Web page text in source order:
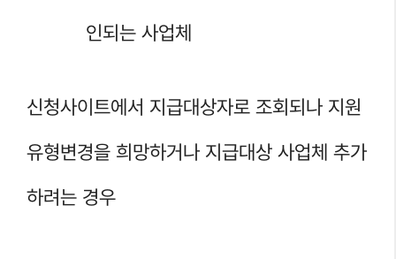
인되는 사업체
신청사이트에서 지급대상자로 조회되나 지원
유형변경을 희망하거나 지급대상 사업체 추가
하려는 경우